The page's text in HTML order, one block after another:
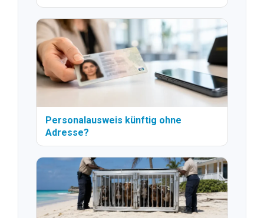
Personalausweis künftig ohne
Adresse?